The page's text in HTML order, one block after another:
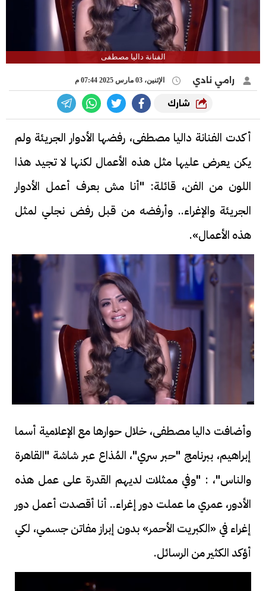
الفنانة داليا مصطفى
رامي نادي الإثنين، 03 مارس 2025 07:44 م
شارك
أكدت الفنانة داليا مصطفى، رفضها الأدوار الجريئة ولم
يكن يعرض عليها مثل هذه الأعمال لكنها لا تجيد هذا
اللون من الفن، قائلة: "أنا مش بعرف أعمل الأدوار
الجريئة والإغراء.. وأرفضه من قبل رفض نجلي لمثل
هذه الأعمال».
وأضافت داليا مصطفى، خلال حوارها مع الإعلامية أسما
إبراهيم، ببرنامج "حبر سري"، المُذاع عبر شاشة "القاهرة
والناس"، : "وفي ممثلات لديهم القدرة على عمل هذه
الأدور، عمري ما عملت دور إغراء.. أنا أقصدت أعمل دور
إغراء في «الكبريت الأحمر» بدون إبراز مفاتن جسمي، لكي
أؤكد الكثير من الرسائل.